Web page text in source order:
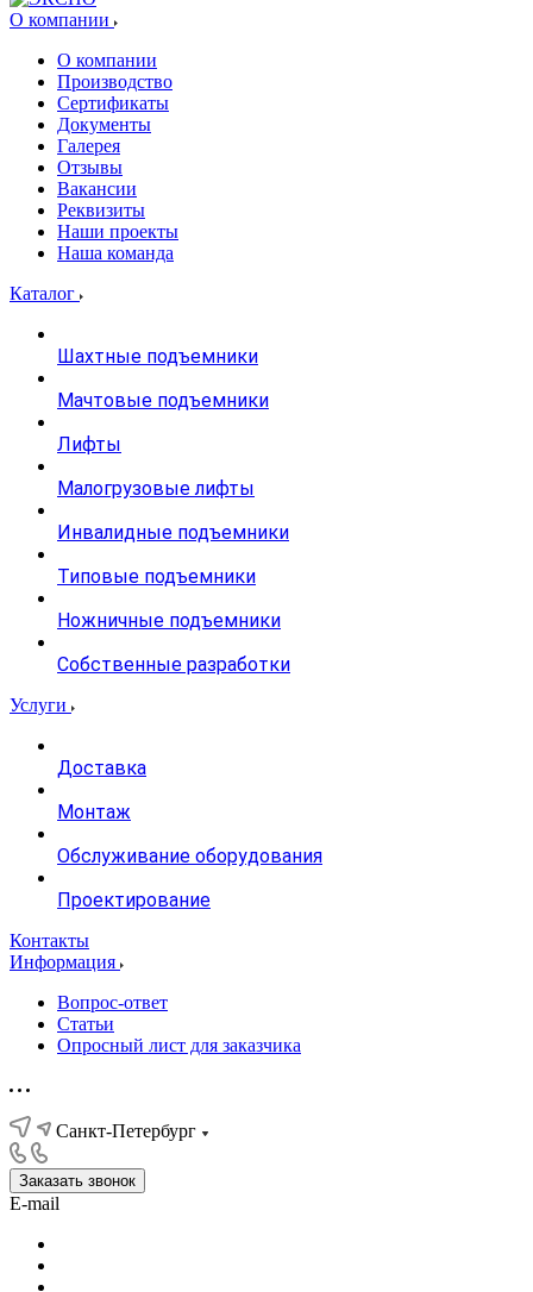
О компании
О компании
Производство
Сертификаты
Документы
Галерея
Отзывы
Вакансии
Реквизиты
Наши проекты
Наша команда
Каталог
Шахтные подъемники
Мачтовые подъемники
Лифты
Малогрузовые лифты
Инвалидные подъемники
Типовые подъемники
Ножничные подъемники
Собственные разработки
Услуги
Доставка
Монтаж
Обслуживание оборудования
Проектирование
Контакты
Информация
Вопрос-ответ
Статьи
Опросный лист для заказчика
Санкт-Петербург
Заказать звонок
E-mail